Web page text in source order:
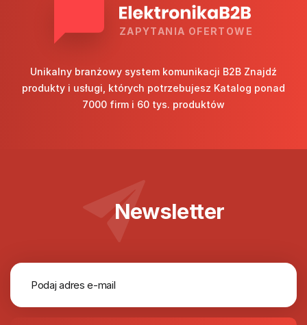
ZAPYTANIA OFERTOWE
Unikalny branżowy system komunikacji B2B Znajdź
produkty i usługi, których potrzebujesz Katalog ponad
7000 firm i 60 tys. produktów
Newsletter